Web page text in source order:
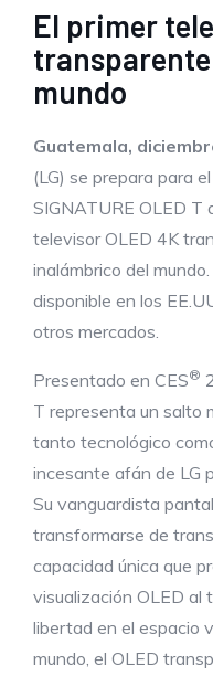
El primer
mundo
Guatemala,
(LG) se prepara para
SIGNATURE OLED T
televisor OLED 4K
inalámbrico del
disponible en los
otros mercados.
Presentado en CES®
T representa un salto
tanto tecnológico
incesante afán de LG
Su vanguardista
transformarse de
capacidad única que
visualización OLED al
libertad en el espacio
mundo, el OLED